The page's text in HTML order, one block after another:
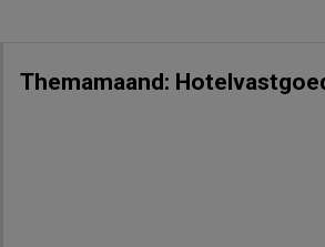
Themamaand: